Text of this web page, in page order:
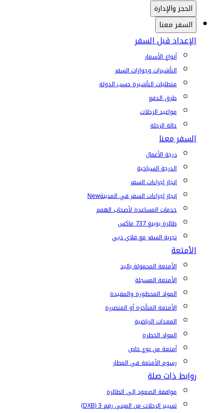
الحجز والإدارة
السفر معنا
الإعداد قبل السفر
أنواع الأسعار
التأشيرات وجوازات السفر
متطلبات التأشيرة حسب الدولة
طرق الدفع
مواعيد الرحلات
حالة الرحلة
السفر معنا
درجة الأعمال
الدرجة السياحية
إنجاز إجراءات السفر
إنجاز إجراءات السفر في المدينةNew
خدمات المساعدة لأصحاب الهمم
طائرة بوينغ 737 ماكس
تجربة السفر مع فلاي دبي
الأمتعة
الأمتعة المحمولة باليد
الأمتعة المسجلة
المواد المحظورة والمقيدة
الأمتعة المتأخرة أو المتضررة
المعدات الرياضية
المواد الخطرة
أمتعة من نوع خاص
رسوم الأمتعة في المطار
روابط ذات صلة
موافقة الصعود إلى الطائرة
تسيير الرحلات من المبنى رقم 3 (DXB)